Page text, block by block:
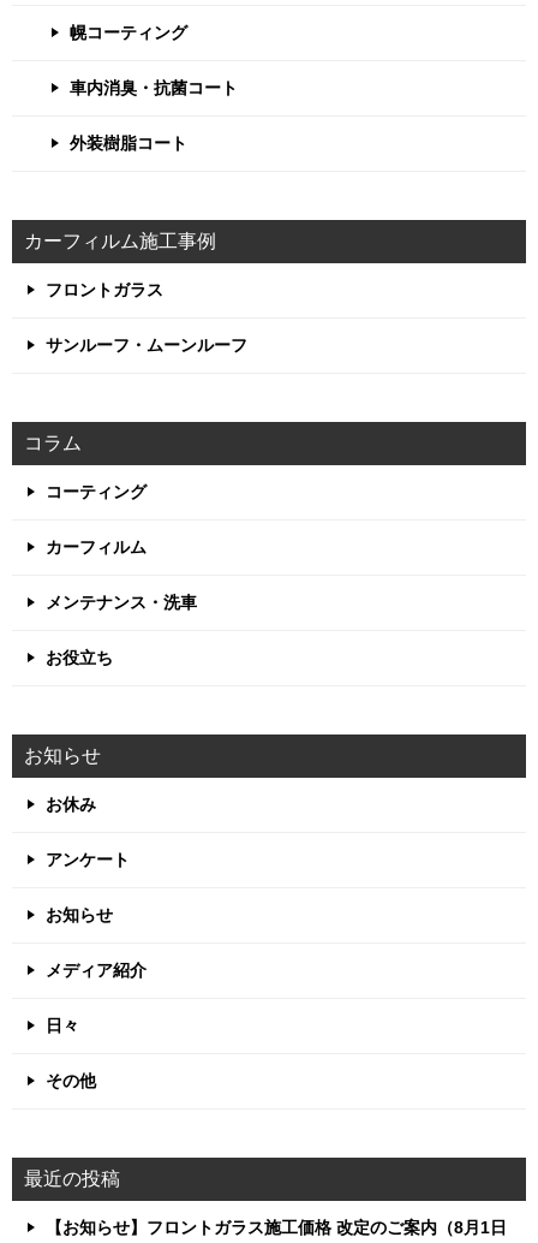
幌コーティング
車内消臭・抗菌コート
外装樹脂コート
カーフィルム施工事例
フロントガラス
サンルーフ・ムーンルーフ
コラム
コーティング
カーフィルム
メンテナンス・洗車
お役立ち
お知らせ
お休み
アンケート
お知らせ
メディア紹介
日々
その他
最近の投稿
【お知らせ】フロントガラス施工価格 改定のご案内（8月1日